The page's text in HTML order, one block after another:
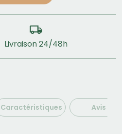
Livraison 24/48h
Caractéristiques Avis (2)